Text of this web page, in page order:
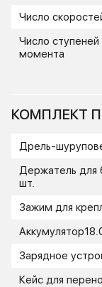
Число
Число
момента
КОМПЛЕКТ
Дрель-
Держатель для
шт.
Зажим для
Зарядное
Кейс для